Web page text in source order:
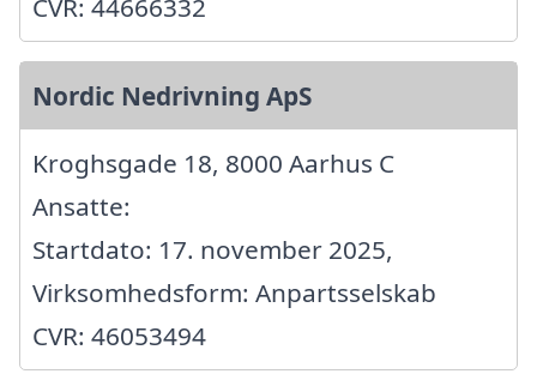
Nordic Nedrivning ApS
Kroghsgade 18, 8000 Aarhus C
Ansatte:
Startdato: 17. november 2025,
Virksomhedsform: Anpartsselskab
CVR: 46053494